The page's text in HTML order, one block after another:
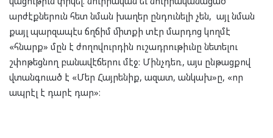
արժէքներուն հետ նման խաղեր ընդունելի չեն, այլ նման
քայլ պարզապէս ճղճիմ միտքի տէր մարդոց կողմէ
«հնարք» մըն է ժողովուրդին ուշադրութիւնը նետելու
շփոթեցնող բանավէճերու մէջ: Մինչդեռ, այս ընթացքով
վտանգուած է «Մեր Հայրենիք, ազատ, անկախ»ը, «որ
ապրէլ է դարէ դար»։